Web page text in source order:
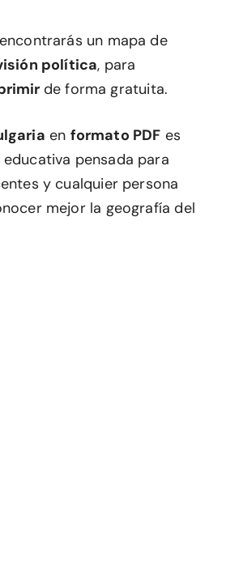
un mapa de
política, para
de forma gratuita.
en formato PDF es
pensada para
y cualquier persona
mejor la geografía del